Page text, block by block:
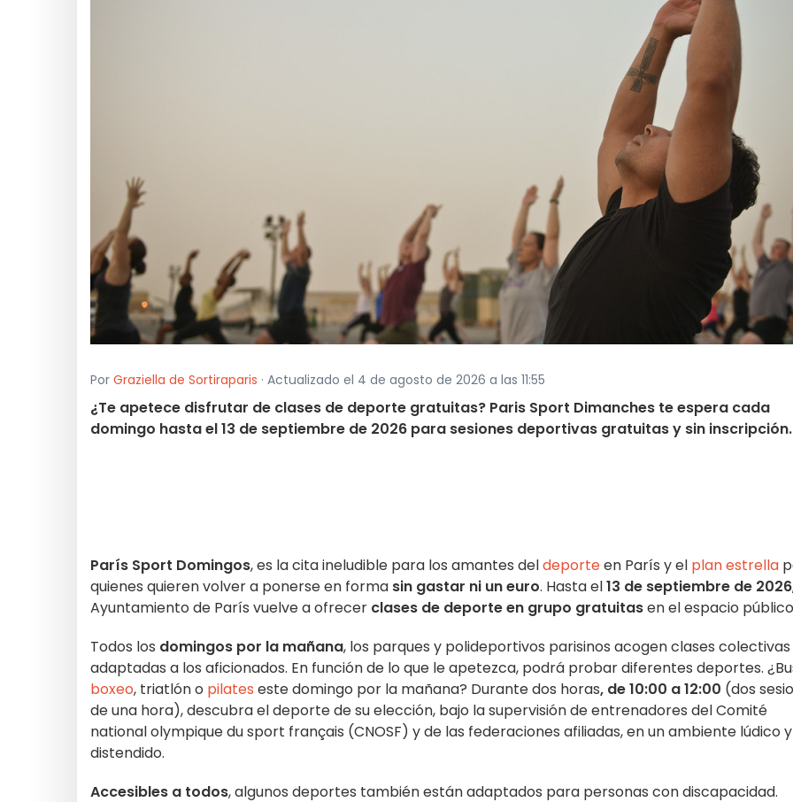
Por Graziella de Sortiraparis · Actualizado el 4 de agosto de 2026 a las 11:55
¿Te apetece disfrutar de clases de deporte gratuitas? Paris Sport Dimanches te espera cada
domingo hasta el 13 de septiembre de 2026 para sesiones deportivas gratuitas y sin inscripción.
París Sport Domingos, es la cita ineludible para los amantes deldeporteen París y el plan estrella
quienes quieren volver a ponerse en forma sin gastar ni un euro. Hasta el13 de septiembre de 2026
Ayuntamiento de París vuelve a ofrecer clases de deporte en grupo gratuitasen el espacio
Todos los domingos por la mañana, los parques y polideportivos parisinos acogen clases colectivas
adaptadas a los aficionados. En función de lo que le apetezca, podrá probar diferentes deportes.
boxeo, triatlón o pilates este domingo por la mañana? Durante dos horas, de 10:00 a 12:00 (dos
de una hora), descubra el deporte de su elección, bajo la supervisión de entrenadores del Comité
national olympique du sport français (CNOSF) y de las federaciones afiliadas, en un ambiente lúdico y
distendido.
Accesibles a todos, algunos deportes también están adaptados para personas con discapacidad.